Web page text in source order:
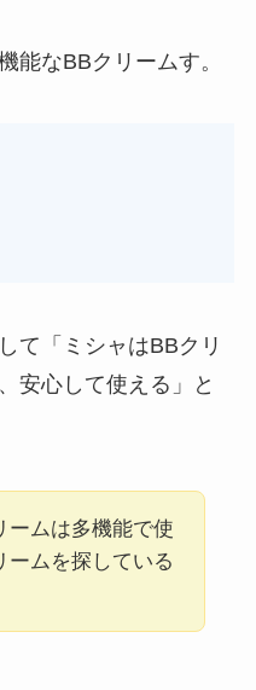
能なBBクリームす。
て「ミシャはBBクリ
安心して使える」と
ームは多機能で使
ームを探している